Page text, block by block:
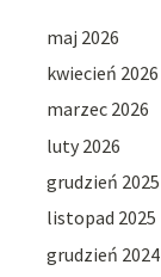
maj 2026
kwiecień 2026
marzec 2026
luty 2026
grudzień 2025
listopad 2025
grudzień 2024